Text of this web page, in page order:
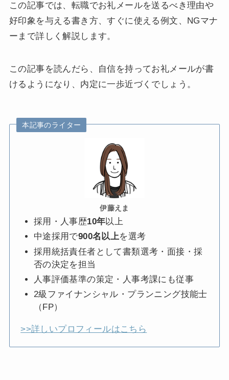
この記事では、転職でお礼メールを送るべき理由や
好印象を与える書き方、すぐに使える例文、NGマナ
ーまで詳しく解説します。
この記事を読んだら、自信を持ってお礼メールが書
けるようになり、内定に一歩近づくでしょう。
本記事のライター
伊藤えま
採用・人事歴10年以上
中途採用で900名以上を選考
採用統括責任者として書類選考・面接・採
否の決定を担当
人事評価基準の策定・人事考課にも従事
2級ファイナンシャル・プランニング技能士
（FP）
>>詳しいプロフィールはこちら